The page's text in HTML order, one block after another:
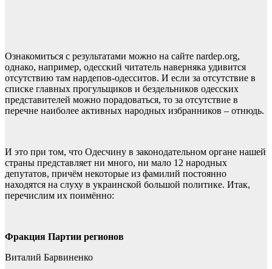
Ознакомиться с результатами можно на сайте nardep.org,
однако, например, одесский читатель наверняка удивится
отсутствию там нардепов-одесситов. И если за отсутствие в
списке главных прогульщиков и бездельников одесских
представителей можно порадоваться, то за отсутствие в
перечне наиболее активных народных избранников – отнюдь.
И это при том, что Одесчину в законодательном органе нашей
страны представляет ни много, ни мало 12 народных
депутатов, причём некоторые из фамилий постоянно
находятся на слуху в украинской большой политике. Итак,
перечислим их поимённо:
Фракция Партии регионов
Виталий Барвиненко